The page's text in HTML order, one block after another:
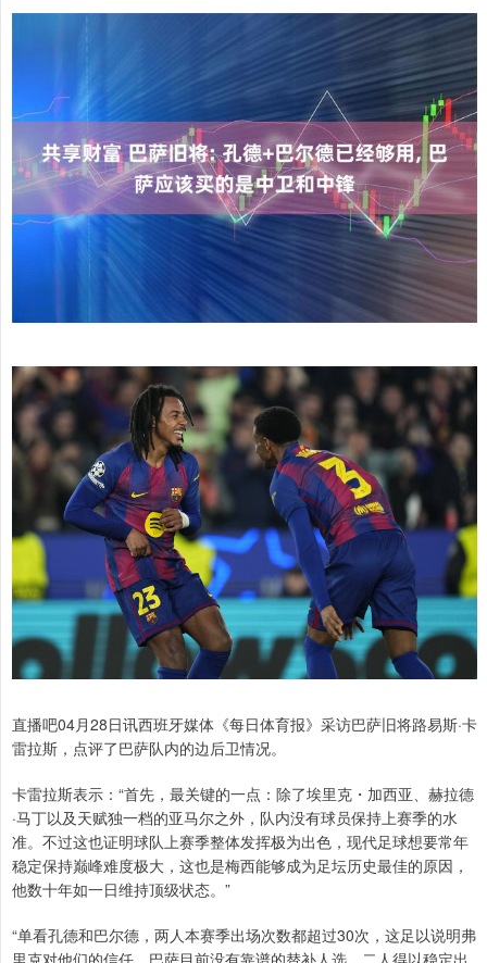
直播吧04月28日讯西班牙媒体《每日体育报》采访巴萨旧将路易斯·卡
雷拉斯，点评了巴萨队内的边后卫情况。
卡雷拉斯表示：“首先，最关键的一点：除了埃里克・加西亚、赫拉德
·马丁以及天赋独一档的亚马尔之外，队内没有球员保持上赛季的水
准。不过这也证明球队上赛季整体发挥极为出色，现代足球想要常年
稳定保持巅峰难度极大，这也是梅西能够成为足坛历史最佳的原因，
他数十年如一日维持顶级状态。”
“单看孔德和巴尔德，两人本赛季出场次数都超过30次，这足以说明弗